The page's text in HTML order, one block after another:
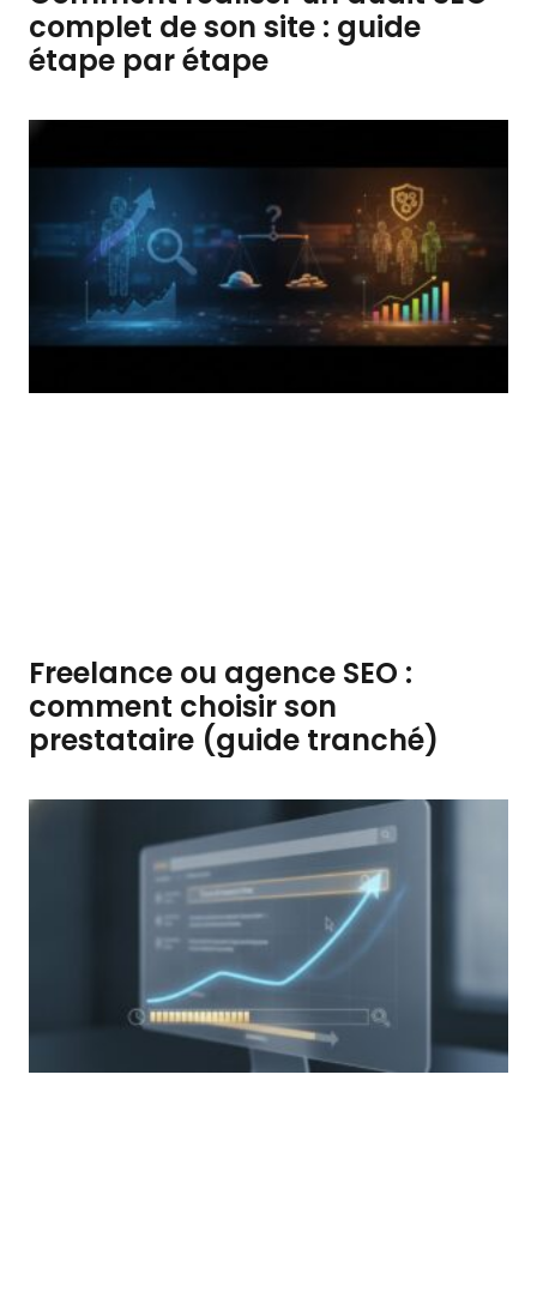
complet de son site : guide
étape par étape
Freelance ou agence SEO :
comment choisir son
prestataire (guide tranché)